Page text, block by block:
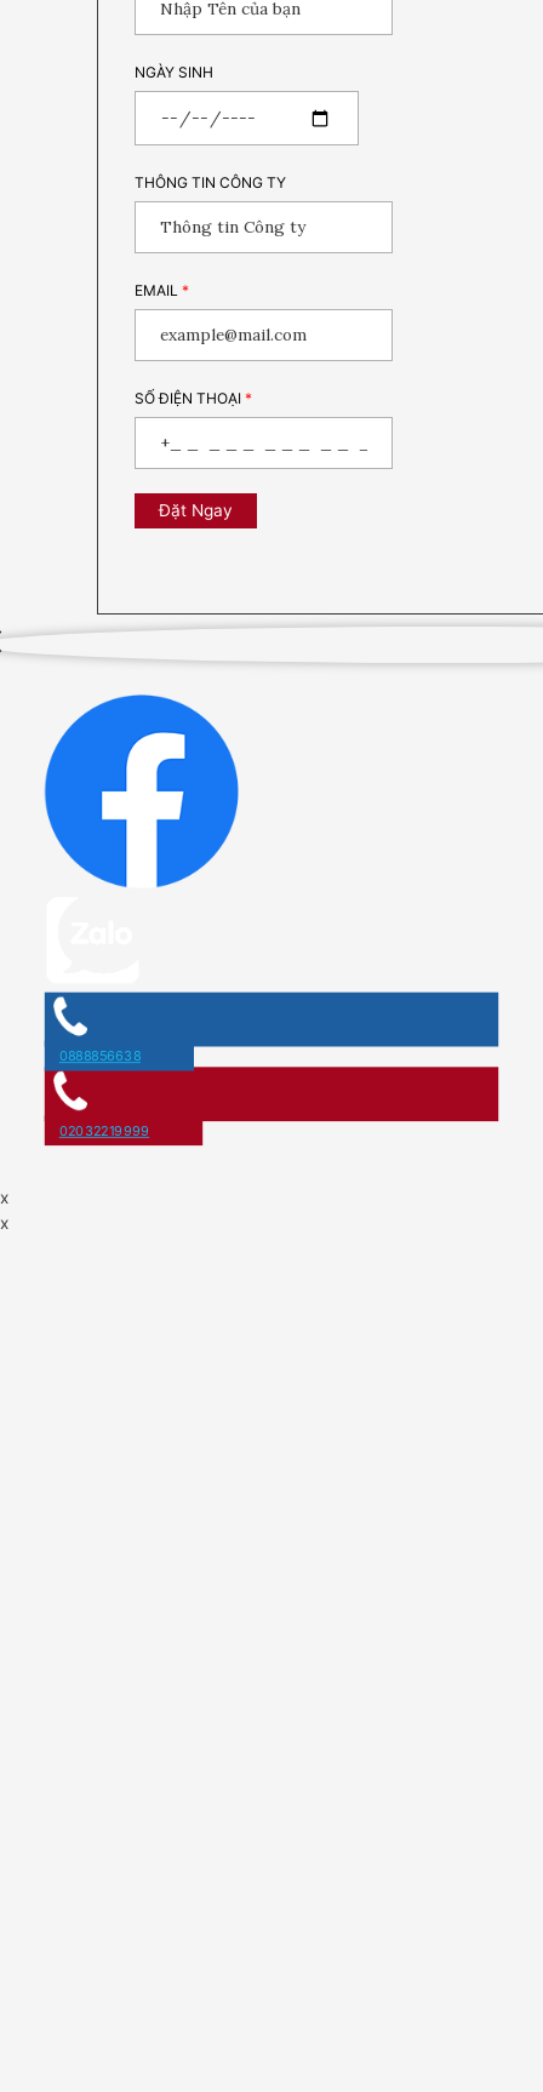
NGÀY SINH
THÔNG TIN CÔNG TY
EMAIL *
SỐ ĐIỆN THOẠI *
Đặt Ngay
0888856638
02032219999
x
x